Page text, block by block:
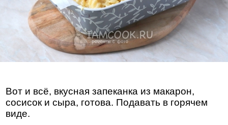
Вот и всё, вкусная запеканка из макарон,
сосисок и сыра, готова. Подавать в горячем
виде.